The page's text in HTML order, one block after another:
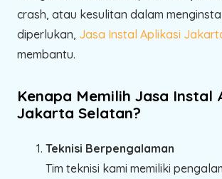
crash, atau kesulitan dalam
diperlukan, Jasa Instal Aplikasi
membantu.
Kenapa Memilih Jasa Instal
Jakarta Selatan?
Teknisi Berpengalaman
Tim teknisi kami memiliki